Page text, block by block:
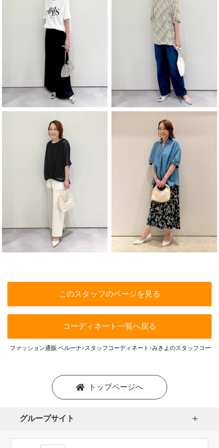
このスタッフのページを見る
コーディネート一覧へ戻る
ファッション通販 ベルーナ スタッフコーディネート みきよのスタッフコーデ
トップページへ
グループサイト